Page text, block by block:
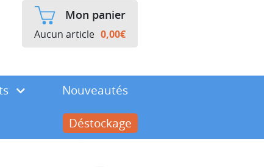
Mon panier
Aucun article 0,00€
Nouveautés
Déstockage